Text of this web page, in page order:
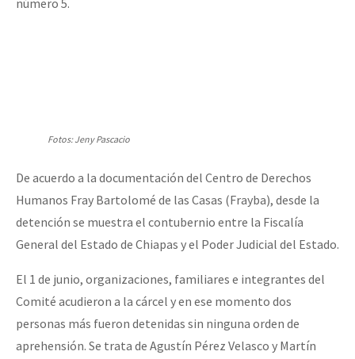
número 5.
Fotos: Jeny Pascacio
De acuerdo a la documentación del Centro de Derechos
Humanos Fray Bartolomé de las Casas (Frayba), desde la
detención se muestra el contubernio entre la Fiscalía
General del Estado de Chiapas y el Poder Judicial del Estado.
El 1 de junio, organizaciones, familiares e integrantes del
Comité acudieron a la cárcel y en ese momento dos
personas más fueron detenidas sin ninguna orden de
aprehensión. Se trata de Agustín Pérez Velasco y Martín